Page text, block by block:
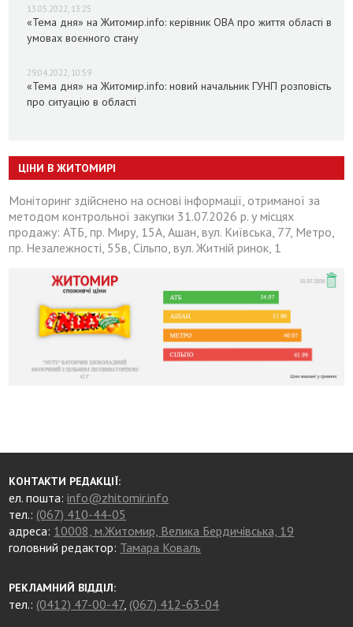
13.05.2022, 13:25
«Тема дня» на Житомир.info: керівник ОВА про життя області в
умовах воєнного стану
29.04.2022, 10:59
«Тема дня» на Житомир.info: новий начальник ГУНП розповість
про ситуацію в області
ЦІНИ В ЖИТОМИРІ
Моніторинг здійснено на основі інформації, отриманої за
методом контрольної закупки 31.07.2026 р. у місцях
продажу: АТБ, пр. Миру, 15А, Ашан, вул. Київська, 77, Метро,
пр. Незалежності, 55в, Сільпо, вул. Житній ринок, 1
КОНТАКТИ РЕДАКЦІЇ:
ел. пошта:info@zhitomir.info
тел.: (067) 410-44-05
адреса: 10008, м.Житомир, Велика Бердичівська, 19
головний редактор: Тамара Коваль
РЕКЛАМНИЙ ВІДДІЛ:
тел.: (0412) 47-00-47, (067) 412-63-04